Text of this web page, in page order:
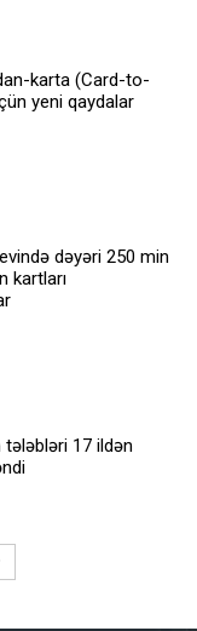
karta (Card-to-
yeni qaydalar
dəyəri 250 min
kartları
17 ildən